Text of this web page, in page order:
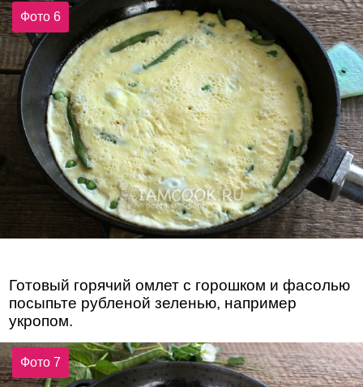
Фото 6
Готовый горячий омлет с горошком и фасолью
посыпьте рубленой зеленью, например
укропом.
Фото 7